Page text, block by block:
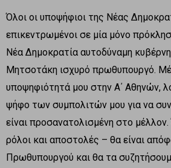
Όλοι οι υποψήφιοι της Νέας
επικεντρωμένοι σε μία μόνο
Νέα Δημοκρατία αυτοδύναμη
Μητσοτάκη ισχυρό πρωθυπουργό.
υποψηφιότητά μου στην Α΄ Αθηνών,
ψήφο των συμπολιτών μου για να
είναι προσανατολισμένη στο
ρόλοι και αποστολές – θα είναι
Πρωθυπουργού και θα τα